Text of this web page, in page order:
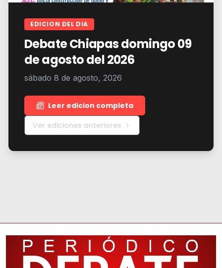
EDICION DEL DIA
Debate Chiapas domingo 09
de agosto del 2026
sábado 8 de agosto, 2026
Leer edicion completa
Ver ediciones anteriores